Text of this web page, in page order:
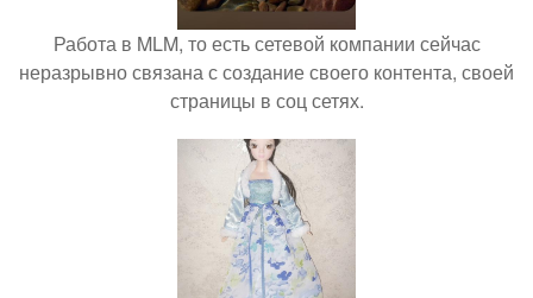
Работа в MLM, то есть сетевой компании сейчас
неразрывно связана с создание своего контента, своей
страницы в соц сетях.